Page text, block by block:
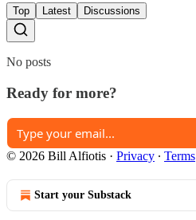
Top Latest Discussions
No posts
Ready for more?
© 2026 Bill Alfiotis · Privacy ∙ Terms
Start your Substack